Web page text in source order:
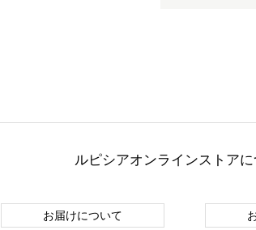
ルピシアオンラインストア
お届けについて